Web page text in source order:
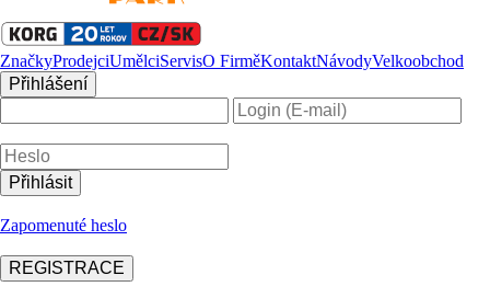
ZnačkyProdejciUmělciServisO FirměKontaktNávodyVelkoobchod
Přihlášení
Zapomenuté heslo
REGISTRACE